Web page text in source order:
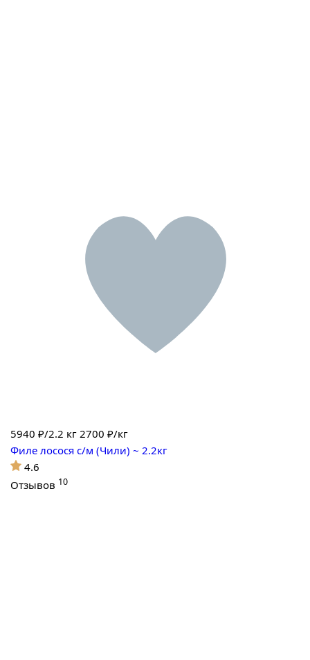
5940 ₽/2.2 кг 2700 ₽/кг
Филе лосося с/м (Чили) ~ 2.2кг
4.6
Отзывов 10